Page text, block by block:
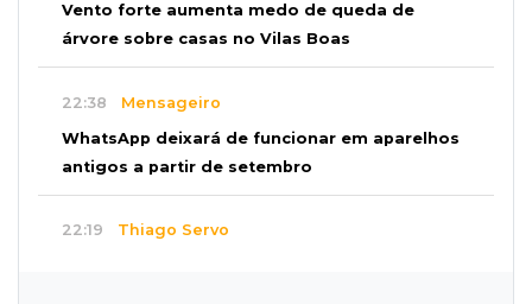
Vento forte aumenta medo de queda de
árvore sobre casas no Vilas Boas
22:38 Mensageiro
WhatsApp deixará de funcionar em aparelhos
antigos a partir de setembro
22:19 Thiago Servo